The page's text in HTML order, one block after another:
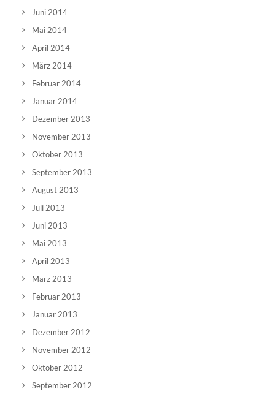
Juni 2014
Mai 2014
April 2014
März 2014
Februar 2014
Januar 2014
Dezember 2013
November 2013
Oktober 2013
September 2013
August 2013
Juli 2013
Juni 2013
Mai 2013
April 2013
März 2013
Februar 2013
Januar 2013
Dezember 2012
November 2012
Oktober 2012
September 2012